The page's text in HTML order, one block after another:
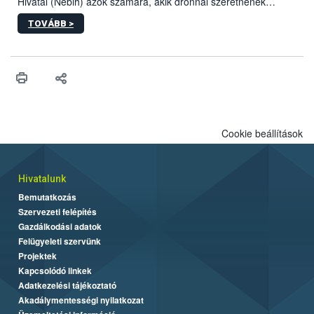
növényvédelmi vagy tápanyag-gazdálkodási tevékenységet
végezni Magyarországon. Az összefoglaló részletesen
műszaki és hatósági feltételek.
TOVÁBB >
Cookie beállítások
Hivatalunk
Bemutatkozás
Szervezeti felépítés
Gazdálkodási adatok
Felügyeleti szervünk
Projektek
Kapcsolódó linkek
Adatkezelési tájékoztató
Akadálymentességi nyilatkozat